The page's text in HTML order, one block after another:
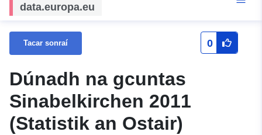
data.europa.eu
Tacar sonraí 0
Dúnadh na gcuntas
Sinabelkirchen 2011
(Statistik an Ostair)